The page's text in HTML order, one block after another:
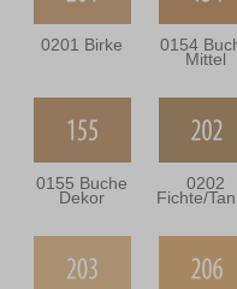
0201 Birke 0154
Mittel
0155 Buche
Dekor
0202
Fichte/